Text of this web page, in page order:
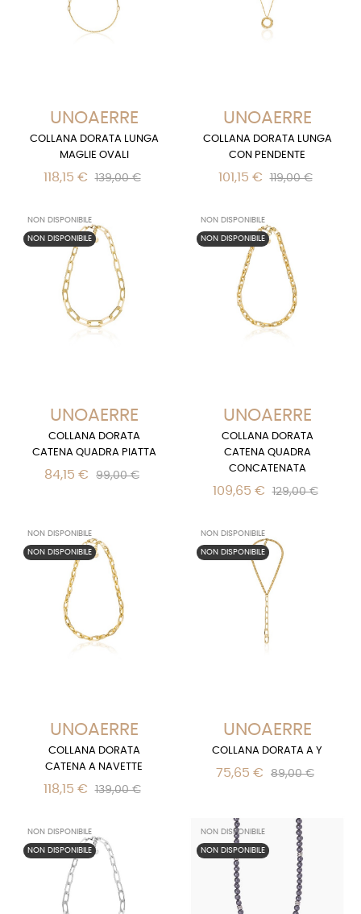
UNOAERRE
COLLANA DORATA LUNGA
MAGLIE OVALI
118,15 € 139,00 €
UNOAERRE
COLLANA DORATA LUNGA
CON PENDENTE
101,15 € 119,00 €
NON DISPONIBILE
NON DISPONIBILE
UNOAERRE
COLLANA DORATA
CATENA QUADRA PIATTA
84,15 € 99,00 €
NON DISPONIBILE
NON DISPONIBILE
UNOAERRE
COLLANA DORATA
CATENA QUADRA
CONCATENATA
109,65 € 129,00 €
NON DISPONIBILE
NON DISPONIBILE
UNOAERRE
COLLANA DORATA
CATENA A NAVETTE
118,15 € 139,00 €
NON DISPONIBILE
NON DISPONIBILE
UNOAERRE
COLLANA DORATA A Y
75,65 € 89,00 €
NON DISPONIBILE
NON DISPONIBILE
NON DISPONIBILE
NON DISPONIBILE